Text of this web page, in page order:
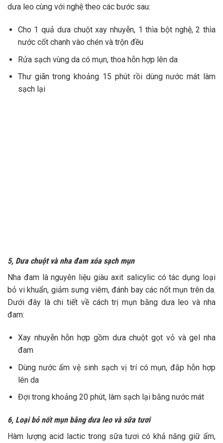
dưa leo cùng với nghệ theo các bước sau:
Cho 1 quả dưa chuột xay nhuyễn, 1 thìa bột nghệ, 2 thìa
nước cốt chanh vào chén và trộn đều
Rửa sạch vùng da có mụn, thoa hỗn hợp lên da
Thư giãn trong khoảng 15 phút rồi dùng nước mát làm
sạch lại
5, Dưa chuột và nha đam xóa sạch mụn
Nha đam là nguyên liệu giàu axit salicylic có tác dụng loại
bỏ vi khuẩn, giảm sưng viêm, đánh bay các nốt mụn trên da.
Dưới đây là chi tiết về cách trị mụn bằng dưa leo và nha
đam:
Xay nhuyễn hỗn hợp gồm dưa chuột gọt vỏ và gel nha
đam
Dùng nước ấm vệ sinh sạch vị trí có mụn, đắp hỗn hợp
lên da
Đợi trong khoảng 20 phút, làm sạch lại bằng nước mát
6, Loại bỏ nốt mụn bằng dưa leo và sữa tươi
Hàm lượng acid lactic trong sữa tươi có khả năng giữ ẩm,